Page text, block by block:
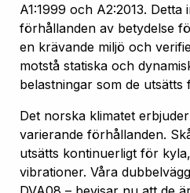
A1:1999 och A2:2013.
förhållanden av betydelse
en krävande miljö och
motstå statiska och
belastningar som de utsätts
Det norska klimatet
varierande förhållanden.
utsätts kontinuerligt för
vibrationer. Våra